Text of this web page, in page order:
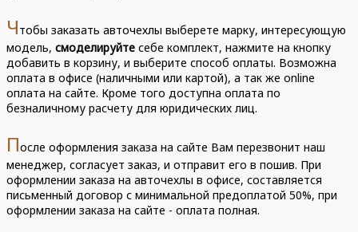
Чтобы заказать авточехлы выберете марку, интересующую
модель,смоделируйте себе комплект, нажмите на кнопку
добавить в корзину, и выберите способ оплаты. Возможна
оплата в офисе (наличными или картой), а так же online
оплата на сайте. Кроме того доступна оплата по
безналичному расчету для юридических лиц.
После оформления заказа на сайте Вам перезвонит наш
менеджер, согласует заказ, и отправит его в пошив. При
оформлении заказа на авточехлы в офисе, составляется
письменный договор с минимальной предоплатой 50%, при
оформлении заказа на сайте - оплата полная.